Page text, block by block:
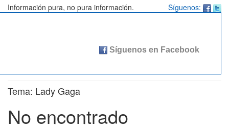
Síguenos:
Información pura, no pura información.
Tema: Lady Gaga
No encontrado